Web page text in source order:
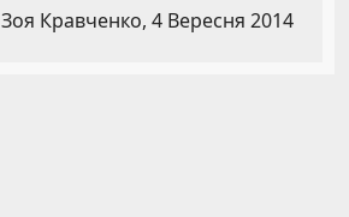
Зоя Кравченко, 4 Вересня 2014